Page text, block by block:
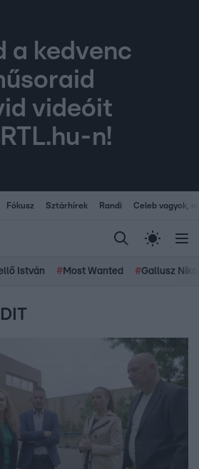
a kedvenc
videóit
n!
Fókusz Sztárhírek Randi Celeb vagyok,
István # Most Wanted #Gallusz